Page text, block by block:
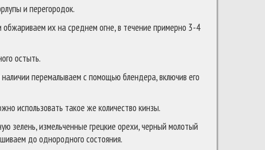
и перегородок.
их на среднем огне, в течение примерно 3-4
остыть.
перемалываем с помощью блендера, включив его
использовать такое же количество кинзы.
зелень, измельченные грецкие орехи, черный молотый
до однородного состояния.